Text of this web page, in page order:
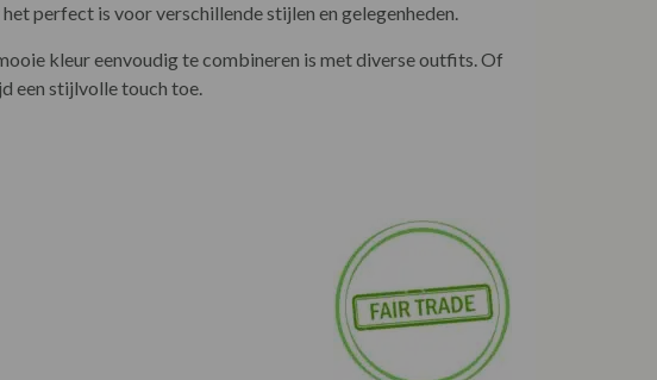
perfect is voor verschillende stijlen en gelegenheden.
kleur eenvoudig te combineren is met diverse outfits. Of
een stijlvolle touch toe.